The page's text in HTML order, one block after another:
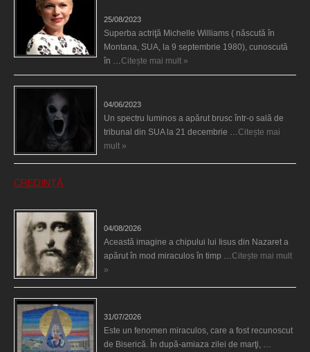
25/08/2023
Superba actriţă Michelle Williams ( născută în
Montana, SUA, la 9 septembrie 1980), cunoscută
în …Citește mai mult »
04/06/2023
Un spectru luminos a apărut brusc într-o sală de
tribunal din SUA la 21 decembrie …Citește mai
mult »
CREDINȚĂ
04/08/2026
Această imagine a chipului lui Iisus din Nazaret a
apărut în mod miraculos în timp …Citește mai mult
»
31/07/2026
Este un fenomen miraculos, care a fost recunoscut
de Biserică. În după-amiaza zilei de marţi, …